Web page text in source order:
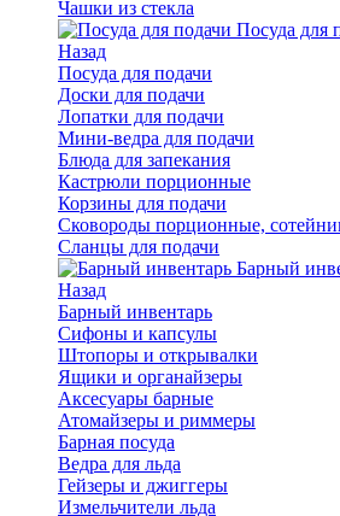
Чашки из стекла
Посуда для
Назад
Посуда для подачи
Доски для подачи
Лопатки для подачи
Мини-ведра для подачи
Блюда для запекания
Кастрюли порционные
Корзины для подачи
Сковороды порционные,
Сланцы для подачи
Барный
Назад
Барный инвентарь
Сифоны и капсулы
Штопоры и открывалки
Ящики и органайзеры
Аксесуары барные
Атомайзеры и риммеры
Барная посуда
Ведра для льда
Гейзеры и джиггеры
Измельчители льда